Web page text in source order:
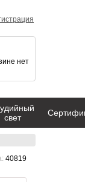
40819
нет
свет